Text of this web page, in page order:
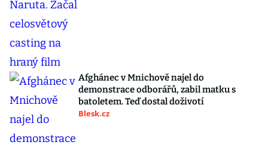
Afghánec v Mnichově najel do
demonstrace odborářů, zabil matku s
batoletem. Teď dostal doživotí
Blesk.cz